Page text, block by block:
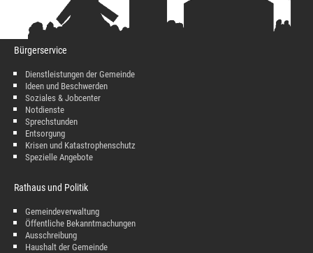
Bürgerservice
Dienstleistungen der Gemeinde
Ideen und Beschwerden
Soziales & Jobcenter
Notdienste
Sprechstunden
Entsorgung
Krisen und Katastrophenschutz
Spezielle Angebote
Rathaus und Politik
Gemeindeverwaltung
Öffentliche Bekanntmachungen
Ausschreibung
Haushalt der Gemeinde